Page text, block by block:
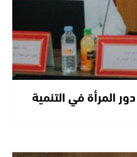
المرأة في التنمية